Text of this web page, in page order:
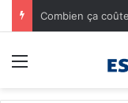
Pharmacies de